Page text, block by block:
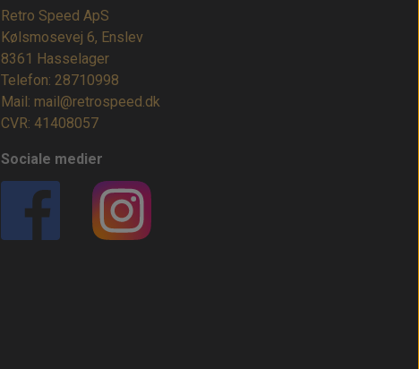
Retro Speed ApS
Kølsmosevej 6, Enslev
8361 Hasselager
Telefon: 28710998
Mail: mail@retrospeed.dk
CVR: 41408057
Sociale medier